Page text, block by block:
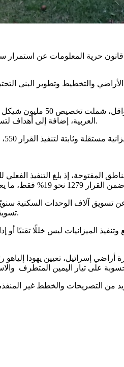
المعلومات عن استمرار
والتخطيط وتطوير البنى
العربية، إضافة إلى أهداف لتسويق آلاف الوحدات السكنية سنويًا، تكشف المعطيات أن التنفيذ الفعلي بقي بعيدًا جدًا عن هذه الالتزامات.
آلاف الوحدات السكنية
تسويقها بالفعل، الأمر الذي يثير شبهات جدية حول غياب الشفافية ومحاولة إخفاء حجم الإخفاق في هذا الملف.
الميزانيات ليس خللًا
إسرائيل، تعيين يهودا
من التصريحات والخطط غير